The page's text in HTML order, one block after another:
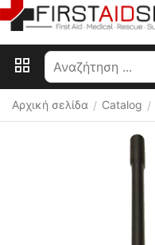
Αρχική σελίδα / Catalog /